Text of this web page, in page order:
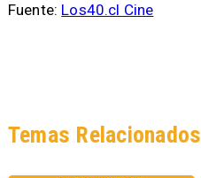
Fuente: Los40.cl Cine
Temas Relacionados